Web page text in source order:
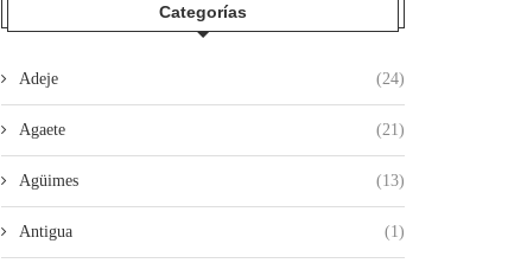
Categorías
Adeje (24)
Agaete (21)
Agüimes (13)
Antigua (1)